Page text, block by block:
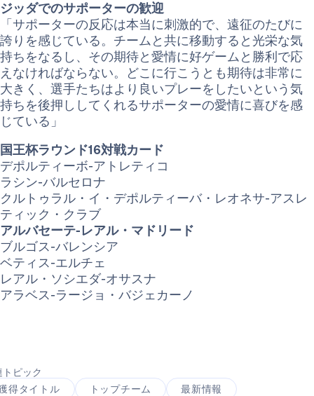
ジッダでのサポーターの歓迎
「サポーターの反応は本当に刺激的で、遠征のたびに
誇りを感じている。チームと共に移動すると光栄な気
持ちをなるし、その期待と愛情に好ゲームと勝利で応
えなければならない。どこに行こうとも期待は非常に
大きく、選手たちはより良いプレーをしたいという気
持ちを後押ししてくれるサポーターの愛情に喜びを感
じている」
国王杯ラウンド16対戦カード
デポルティーボ-アトレティコ
ラシン-バルセロナ
クルトゥラル・イ・デポルティーバ・レオネサ-アスレ
ティック・クラブ
アルバセーテ-レアル・マドリード
ブルゴス-バレンシア
ベティス-エルチェ
レアル・ソシエダ-オサスナ
アラベス-ラージョ・バジェカーノ
トピック
得タイトル
トップチーム 最新情報